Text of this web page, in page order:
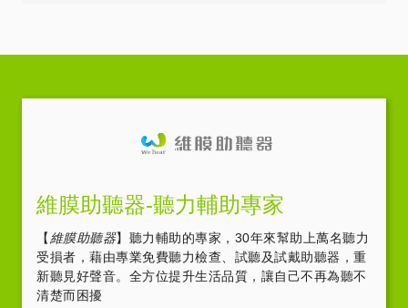
維膜助聽器-聽力輔助專家
【 維膜助聽器】聽力輔助的專家，30年來幫助上萬名聽力
受損者，藉由專業免費聽力檢查、試聽及試戴助聽器，重
新聽見好聲音。全方位提升生活品質，讓自己不再為聽不
清楚而困擾